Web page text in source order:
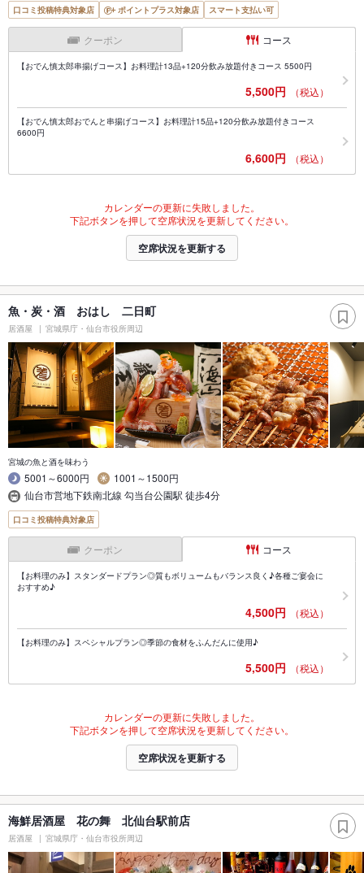
口コミ投稿特典対象店 ポイントプラス対象店 スマート支払い可
クーポン コース
【おでん慎太郎串揚げコース】お料理計13品+120分飲み放題付きコース 5500円
5,500円 （税込）
【おでん慎太郎おでんと串揚げコース】お料理計15品+120分飲み放題付きコース
6600円
6,600円 （税込）
カレンダーの更新に失敗しました。
下記ボタンを押して空席状況を更新してください。
空席状況を更新する
魚・炭・酒 おはし 二日町
居酒屋 宮城県庁・仙台市役所周辺
宮城の魚と酒を味わう
5001～6000円
1001～1500円
仙台市営地下鉄南北線 勾当台公園駅 徒歩4分
口コミ投稿特典対象店
クーポン コース
【お料理のみ】スタンダードプラン◎質もボリュームもバランス良く♪各種ご宴会に
おすすめ♪
4,500円 （税込）
【お料理のみ】スペシャルプラン◎季節の食材をふんだんに使用♪
5,500円 （税込）
カレンダーの更新に失敗しました。
下記ボタンを押して空席状況を更新してください。
空席状況を更新する
海鮮居酒屋 花の舞 北仙台駅前店
居酒屋 宮城県庁・仙台市役所周辺